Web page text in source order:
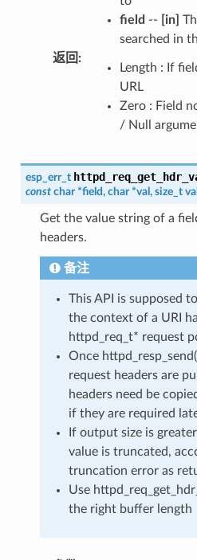
field -- [in]
searched in
返回 :
Length : If
URL
Zero : Field
/ Null
esp_err_t
const char *field, char *val , size_t
Get the value string of a
headers.
备注
This API is supposed
the context of a URI
httpd_req_t* request
Once
request headers are
headers need be
if they are required
If output size is
value is truncated,
truncation error as
Use
the right buffer length